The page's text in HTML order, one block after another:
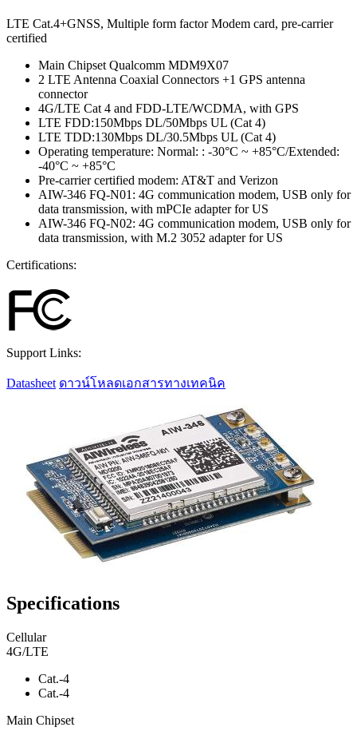
LTE Cat.4+GNSS, Multiple form factor Modem card, pre-carrier
certified
Main Chipset Qualcomm MDM9X07
2 LTE Antenna Coaxial Connectors +1 GPS antenna
connector
4G/LTE Cat 4 and FDD-LTE/WCDMA, with GPS
LTE FDD:150Mbps DL/50Mbps UL (Cat 4)
LTE TDD:130Mbps DL/30.5Mbps UL (Cat 4)
Operating temperature: Normal: : -30°C ~ +85°C/Extended:
-40°C ~ +85°C
Pre-carrier certified modem: AT&T and Verizon
AIW-346 FQ-N01: 4G communication modem, USB only for
data transmission, with mPCIe adapter for US
AIW-346 FQ-N02: 4G communication modem, USB only for
data transmission, with M.2 3052 adapter for US
Certifications:
Support Links:
Datasheet ดาวน์โหลดเอกสารทางเทคนิค
Specifications
Cellular
4G/LTE
Cat.-4
Cat.-4
Main Chipset